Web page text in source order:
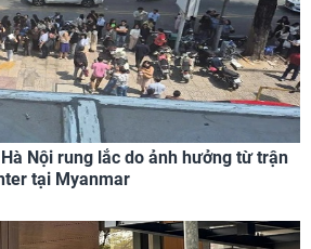
Nội rung lắc do ảnh hưởng từ trận
tại Myanmar